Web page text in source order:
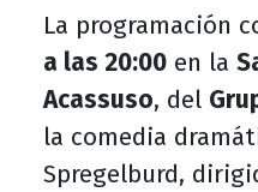
La programación
a las 20:00 en la
Acassuso, del
la comedia
Spregelburd,